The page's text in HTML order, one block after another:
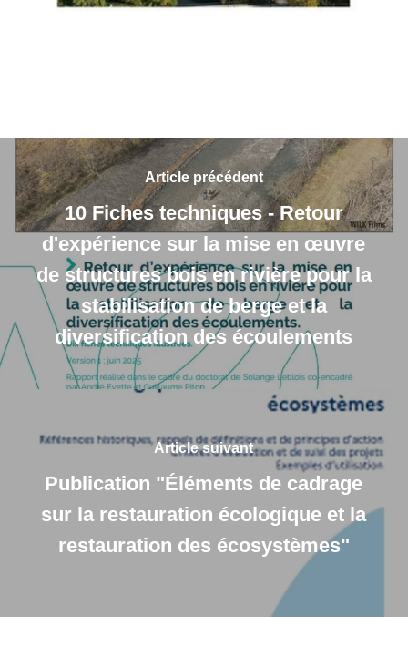
Article précédent
10 Fiches techniques - Retour
d'expérience sur la mise en œuvre
de structures bois en rivière pour la
stabilisation de berge et la
diversification des écoulements
Article suivant
Publication "Éléments de cadrage
sur la restauration écologique et la
restauration des écosystèmes"